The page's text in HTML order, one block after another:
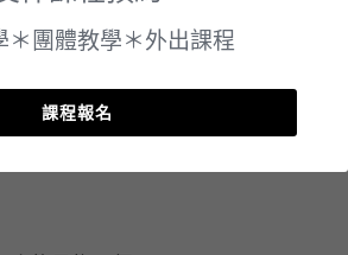
＊團體教學＊外出課程
課程報名